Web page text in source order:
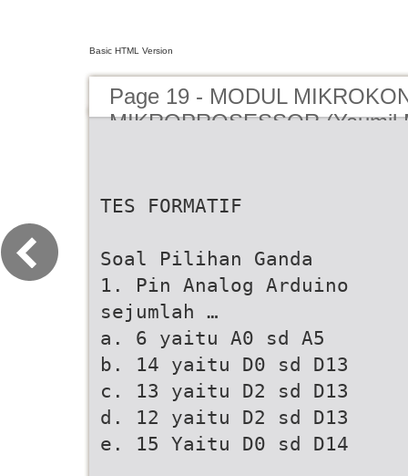
Basic HTML Version
Page 19 - MODUL
MIKROPROSESSOR (Yaumil
TES FORMATIF
Soal Pilihan Ganda
1. Pin Analog Arduino
sejumlah …
a. 6 yaitu A0 sd A5
b. 14 yaitu D0 sd D13
c. 13 yaitu D2 sd D13
d. 12 yaitu D2 sd D13
e. 15 Yaitu D0 sd D14